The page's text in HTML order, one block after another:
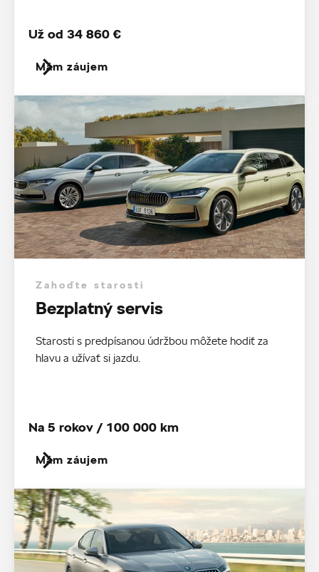
Mám záujem
Už od 34 860 €
Zahoďte starosti
Bezplatný servis
Starosti s predpísanou údržbou môžete hodiť za
hlavu a užívať si jazdu.
Mám záujem
Na 5 rokov / 100 000 km